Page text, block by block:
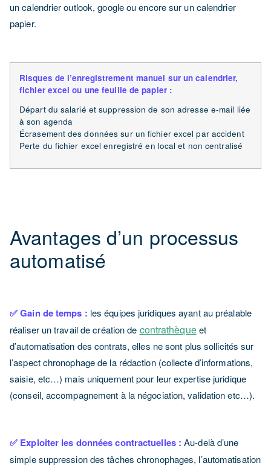
un calendrier outlook, google ou encore sur un calendrier
papier.
Risques de l’enregistrement manuel sur un calendrier,
fichier excel ou une feuille de papier :
Départ du salarié et suppression de son adresse e-mail liée
à son agenda
Écrasement des données sur un fichier excel par accident
Perte du fichier excel enregistré en local et non centralisé
Avantages d’un processus
automatisé
✅ Gain de temps : les équipes juridiques ayant au préalable
réaliser un travail de création de contrathèqueet
d’automatisation des contrats, elles ne sont plus sollicités sur
l’aspect chronophage de la rédaction (collecte d’informations,
saisie, etc…) mais uniquement pour leur expertise juridique
(conseil, accompagnement à la négociation, validation etc…).
✅ Exploiter les données contractuelles : Au-delà d’une
simple suppression des tâches chronophages, l’automatisation